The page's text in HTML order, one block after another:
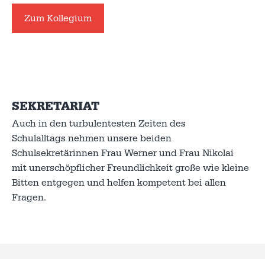
Zum Kollegium
SEKRETARIAT
Auch in den turbulentesten Zeiten des
Schulalltags nehmen unsere beiden
Schulsekretärinnen Frau Werner und Frau Nikolai
mit unerschöpflicher Freundlichkeit große wie kleine
Bitten entgegen und helfen kompetent bei allen
Fragen.